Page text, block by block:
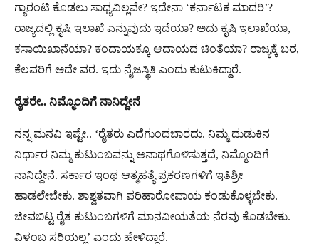
ಗ್ಯಾರಂಟಿ ಕೊಡಲು ಸಾಧ್ಯವಿಲ್ಲವೇ? ಇದೇನಾ ‘ಕರ್ನಾಟಕ ಮಾದರಿ’?
ರಾಜ್ಯದಲ್ಲಿ ಕೃಷಿ ಇಲಾಖೆ ಎನ್ನುವುದು ಇದೆಯಾ? ಅದು ಕೃಷಿ ಇಲಾಖೆಯಾ,
ಕಸಾಯಿಖಾನೆಯಾ? ಕಂದಾಯಕ್ಕೂ ಆದಾಯದ ಚಿಂತೆಯಾ? ರಾಜ್ಯಕ್ಕೆ ಬರ,
ಕೆಲವರಿಗೆ ಅದೇ ವರ. ಇದು ನೈಜಸ್ಥಿತಿ ಎಂದು ಕುಟುಕಿದ್ದಾರೆ.
ರೈತರೇ.. ನಿಮ್ಮೊಂದಿಗೆ ನಾನಿದ್ದೇನೆ
ನನ್ನ ಮನವಿ ಇಷ್ಟೇ.. ‘ರೈತರು ಎದೆಗುಂದಬಾರದು. ನಿಮ್ಮ ದುಡುಕಿನ
ನಿರ್ಧಾರ ನಿಮ್ಮ ಕುಟುಂಬವನ್ನು ಅನಾಥಗೊಳಿಸುತ್ತದೆ, ನಿಮ್ಮೊಂದಿಗೆ
ನಾನಿದ್ದೇನೆ. ಸರ್ಕಾರ ಇಂಥ ಆತ್ಮಹತ್ಯೆ ಪ್ರಕರಣಗಳಿಗೆ ಇತಿಶ್ರೀ
ಹಾಡಲೇಬೇಕು. ಶಾಶ್ವತವಾಗಿ ಪರಿಹಾರೋಪಾಯ ಕಂಡುಕೊಳ್ಳಬೇಕು.
ಜೀವಬಿಟ್ಟ ರೈತ ಕುಟುಂಬಗಳಿಗೆ ಮಾನವೀಯತೆಯ ನೆರವು ಕೊಡಬೇಕು.
ವಿಳಂಬ ಸರಿಯಲ್ಲ’ ಎಂದು ಹೇಳಿದ್ದಾರೆ.